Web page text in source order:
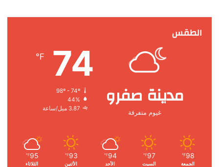
الطقس
مدينة صفرو
غيوم متفرقة
74
℉
98º - 74º
44%
3.87 ميل/ساعة
98
℉
الجمعة
97
℉
السبت
94
℉
الأحد
93
℉
الأثنين
95
℉
الثلاثاء